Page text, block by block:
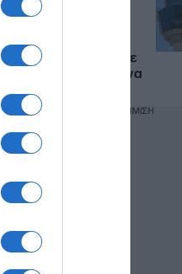
«Ελευθέριος
Αεροσκάφος με 67
επιβάτες επέστρεψε
εκτάκτως στην Αθήνα
ΔΙΑΦΗΜΙΣΗ